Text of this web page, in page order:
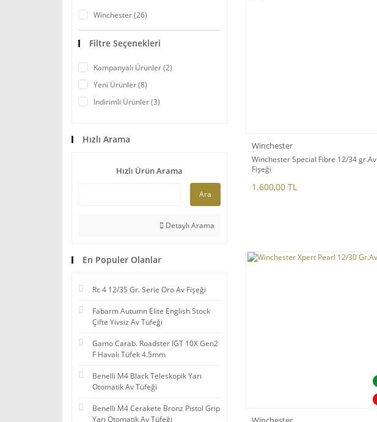
Winchester (26)
Filtre Seçenekleri
Kampanyalı Ürünler (2)
Yeni Ürünler (8)
İndirimli Ürünler (3)
Hızlı Arama
Hızlı Ürün Arama
Ara
Detaylı Arama
En Populer Olanlar
Rc 4 12/35 Gr. Serie Oro Av Fişeği
Fabarm Autumn Elite English Stock
Çifte Yivsiz Av Tüfeği
Gamo Carab. Roadster IGT 10X Gen2
F Havalı Tüfek 4.5mm
Benelli M4 Black Teleskopik Yarı
Otomatik Av Tüfeği
Benelli M4 Cerakete Bronz Pistol Grip
Yarı Otomatik Av Tüfeği
Winchester
Winchester Special Fibre 12/34 gr.Av
Fişeği
1.600,00 TL